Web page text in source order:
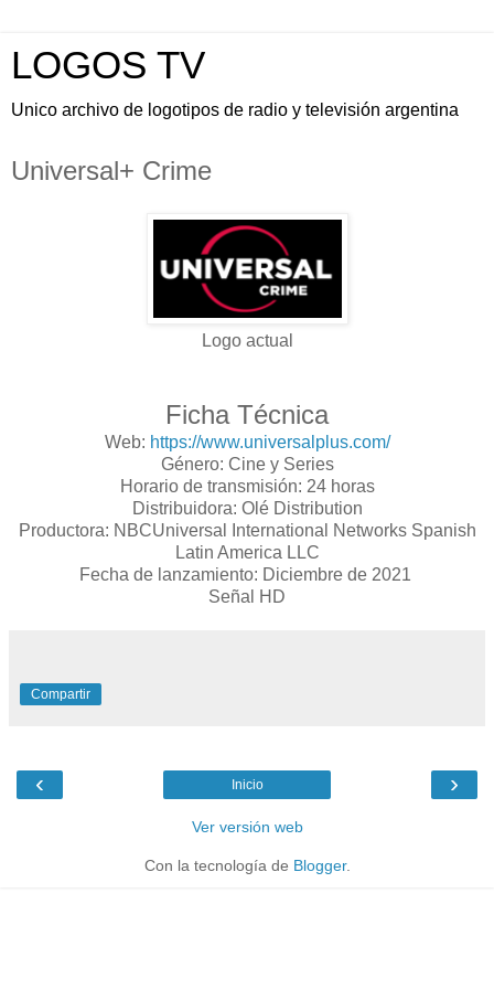
LOGOS TV
Unico archivo de logotipos de radio y televisión argentina
Universal+ Crime
Logo actual
Ficha Técnica
Web: https://www.universalplus.com/
Género: Cine y Series
Horario de transmisión: 24 horas
Distribuidora: Olé Distribution
Productora: NBCUniversal International Networks Spanish
Latin America LLC
Fecha de lanzamiento: Diciembre de 2021
Señal HD
Compartir
‹ ›
Inicio
Ver versión web
Con la tecnología de Blogger.